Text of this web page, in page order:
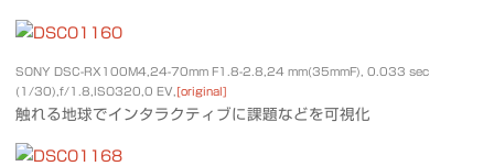
SONY DSC-RX100M4,24-70mm F1.8-2.8,24 mm(35mmF), 0.033 sec
(1/30),f/1.8,ISO320,0 EV, [original]
触れる地球でインタラクティブに課題などを可視化